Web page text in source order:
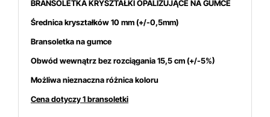
BRANSOLETKA KRYSZTAŁKI OPALIZUJĄCE NA GUMCE
Średnica kryształków 10 mm(+/-0,5mm)
Bransoletka na gumce
Obwód wewnątrz bez rozciągania 15,5 cm (+/-5%)
Możliwa nieznaczna różnica koloru
Cena dotyczy 1 bransoletki